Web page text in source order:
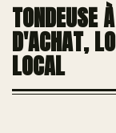
TONDEUSE
D'ACHAT,
LOCAL